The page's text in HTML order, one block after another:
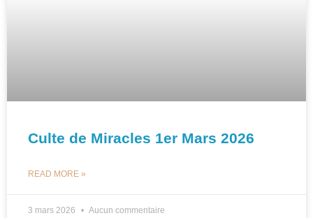
Culte de Miracles 1er Mars 2026
READ MORE »
3 mars 2026 Aucun commentaire